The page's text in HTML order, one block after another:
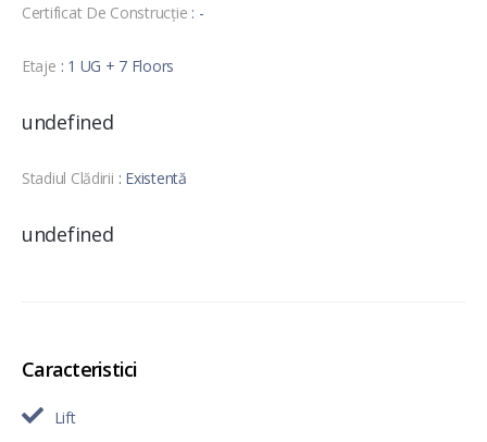
Certificat De Construcție : -
Etaje : 1 UG + 7 Floors
undefined
Stadiul Clădirii : Existentă
undefined
Caracteristici
Lift